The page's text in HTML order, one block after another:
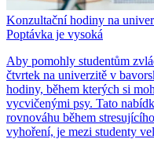
Konzultační hodiny na
Poptávka je vysoká
Aby pomohly studentům
čtvrtek na univerzitě v
hodiny, během kterých si
vycvičenými psy. Tato
rovnováhu během
vyhoření, je mezi studenty